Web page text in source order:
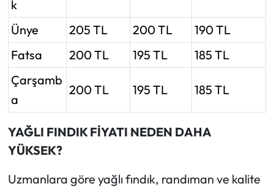
k
Ünye 205 TL 200 TL
190 TL
Fatsa
200 TL 195 TL
185 TL
Çarşamb
a
200 TL 195 TL 185 TL
YAĞLI FINDIK FİYATI NEDEN DAHA
YÜKSEK?
Uzmanlara göre yağlı fındık, randıman ve kalite